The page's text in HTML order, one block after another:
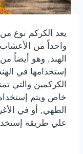
يعد الكركم نوع من
واحداً من الأعشاب
الهند, وهو أيضاً
إستخدامها في
الكركمين والتي
خاص ويتم
الطهي, أو في
علي طريقة